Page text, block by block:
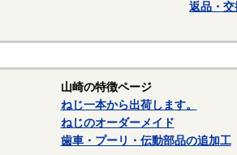
ユニファイ細目ねじの規格は
ウィット：旧JIS（JIS B 0206-1965）で規定
す。この規格は現在は廃止されていますが、
字（分数）の前に「W」が付きます。
返品・
山崎の特徴ページ
ねじ一本から出荷します。
ねじのオーダーメイド
歯車・プーリ・伝動部品の追加工